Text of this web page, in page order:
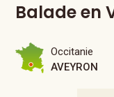
Balade en
Occitanie
AVEYRON